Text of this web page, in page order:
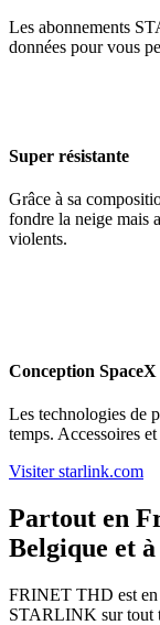
Les abonnements
données pour vous
Super résistante
Grâce à sa
fondre la neige mais
violents.
Conception SpaceX
Les technologies de
temps. Accessoires
Visiter starlink.com
Partout en
Belgique et
FRINET THD est en
STARLINK sur tout